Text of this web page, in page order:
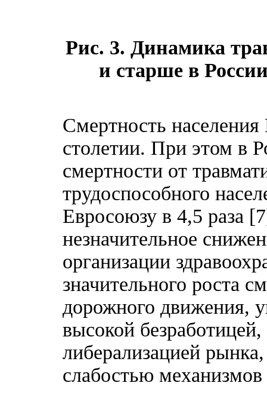
Рис. 3. Динамика
и старше в
Смертность
столетии. При этом в
смертности от
трудоспособного
Евросоюзу в 4,5 раза
незначительное
организации
значительного роста
дорожного движения,
высокой
либерализацией
слабостью